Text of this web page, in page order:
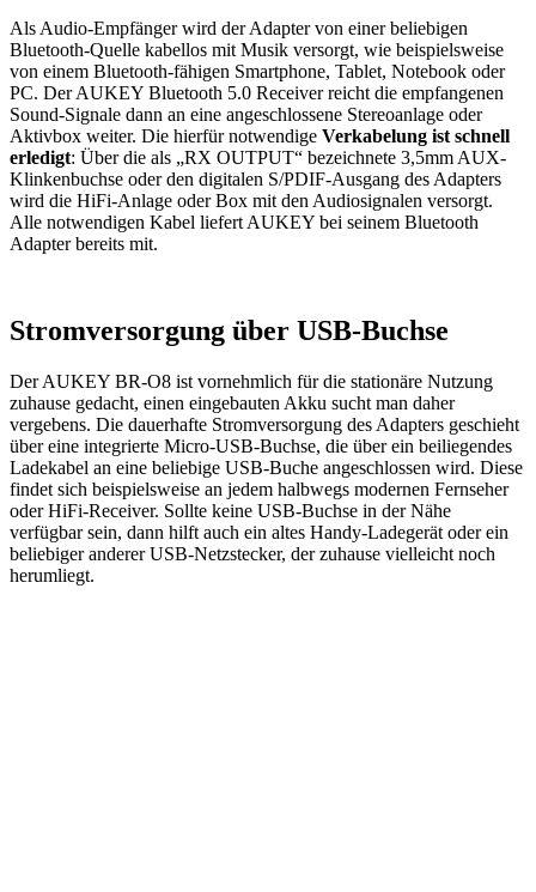
Als Audio-Empfänger wird der Adapter von einer beliebigen
Bluetooth-Quelle kabellos mit Musik versorgt, wie beispielsweise
von einem Bluetooth-fähigen Smartphone, Tablet, Notebook oder
PC. Der AUKEY Bluetooth 5.0 Receiver reicht die empfangenen
Sound-Signale dann an eine angeschlossene Stereoanlage oder
Aktivbox weiter. Die hierfür notwendige Verkabelung ist schnell
erledigt: Über die als „RX OUTPUT“ bezeichnete 3,5mm AUX-
Klinkenbuchse oder den digitalen S/PDIF-Ausgang des Adapters
wird die HiFi-Anlage oder Box mit den Audiosignalen versorgt.
Alle notwendigen Kabel liefert AUKEY bei seinem Bluetooth
Adapter bereits mit.
Stromversorgung über USB-Buchse
Der AUKEY BR-O8 ist vornehmlich für die stationäre Nutzung
zuhause gedacht, einen eingebauten Akku sucht man daher
vergebens. Die dauerhafte Stromversorgung des Adapters geschieht
über eine integrierte Micro-USB-Buchse, die über ein beiliegendes
Ladekabel an eine beliebige USB-Buche angeschlossen wird. Diese
findet sich beispielsweise an jedem halbwegs modernen Fernseher
oder HiFi-Receiver. Sollte keine USB-Buchse in der Nähe
verfügbar sein, dann hilft auch ein altes Handy-Ladegerät oder ein
beliebiger anderer USB-Netzstecker, der zuhause vielleicht noch
herumliegt.